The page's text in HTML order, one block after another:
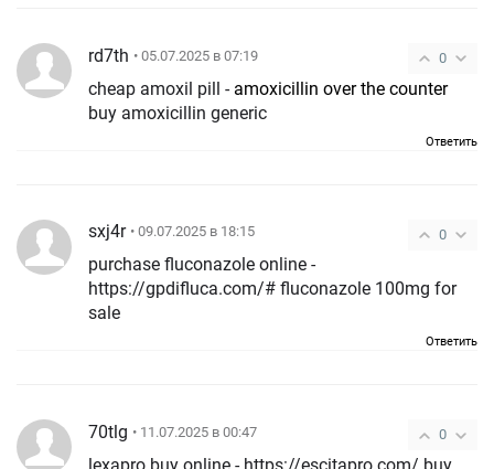
0
rd7th • 05.07.2025 в 07:19
cheap amoxil pill - amoxicillin over the counter
buy amoxicillin generic
Ответить
0
sxj4r • 09.07.2025 в 18:15
purchase fluconazole online -
https://gpdifluca.com/# fluconazole 100mg for
sale
Ответить
0
70tlg • 11.07.2025 в 00:47